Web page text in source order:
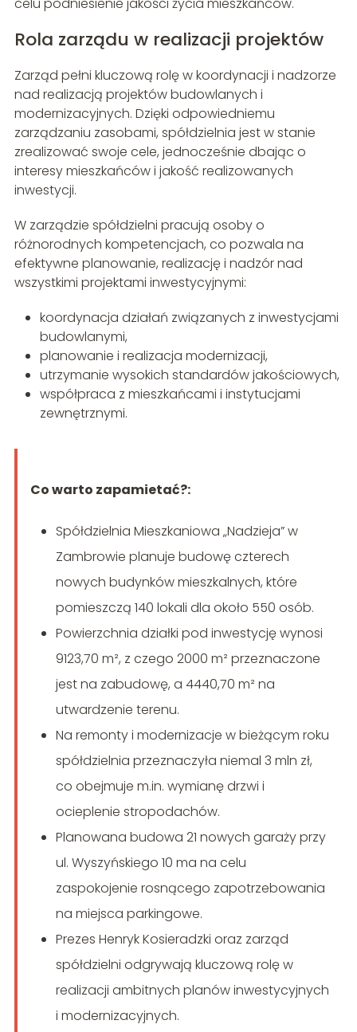
celu podniesienie jakości życia mieszkańców.
Rola zarządu w realizacji projektów
Zarząd pełni kluczową rolę w koordynacji i nadzorze
nad realizacją projektów budowlanych i
modernizacyjnych. Dzięki odpowiedniemu
zarządzaniu zasobami, spółdzielnia jest w stanie
zrealizować swoje cele, jednocześnie dbając o
interesy mieszkańców i jakość realizowanych
inwestycji.
W zarządzie spółdzielni pracują osoby o
różnorodnych kompetencjach, co pozwala na
efektywne planowanie, realizację i nadzór nad
wszystkimi projektami inwestycyjnymi:
koordynacja działań związanych z inwestycjami
budowlanymi,
planowanie i realizacja modernizacji,
utrzymanie wysokich standardów jakościowych,
współpraca z mieszkańcami i instytucjami
zewnętrznymi.
Co warto zapamietać?:
Spółdzielnia Mieszkaniowa „Nadzieja” w
Zambrowie planuje budowę czterech
nowych budynków mieszkalnych, które
pomieszczą 140 lokali dla około 550 osób.
Powierzchnia działki pod inwestycję wynosi
9123,70 m², z czego 2000 m² przeznaczone
jest na zabudowę, a 4440,70 m² na
utwardzenie terenu.
Na remonty i modernizacje w bieżącym roku
spółdzielnia przeznaczyła niemal 3 mln zł,
co obejmuje m.in. wymianę drzwi i
ocieplenie stropodachów.
Planowana budowa 21 nowych garaży przy
ul. Wyszyńskiego 10 ma na celu
zaspokojenie rosnącego zapotrzebowania
na miejsca parkingowe.
Prezes Henryk Kosieradzki oraz zarząd
spółdzielni odgrywają kluczową rolę w
realizacji ambitnych planów inwestycyjnych
i modernizacyjnych.